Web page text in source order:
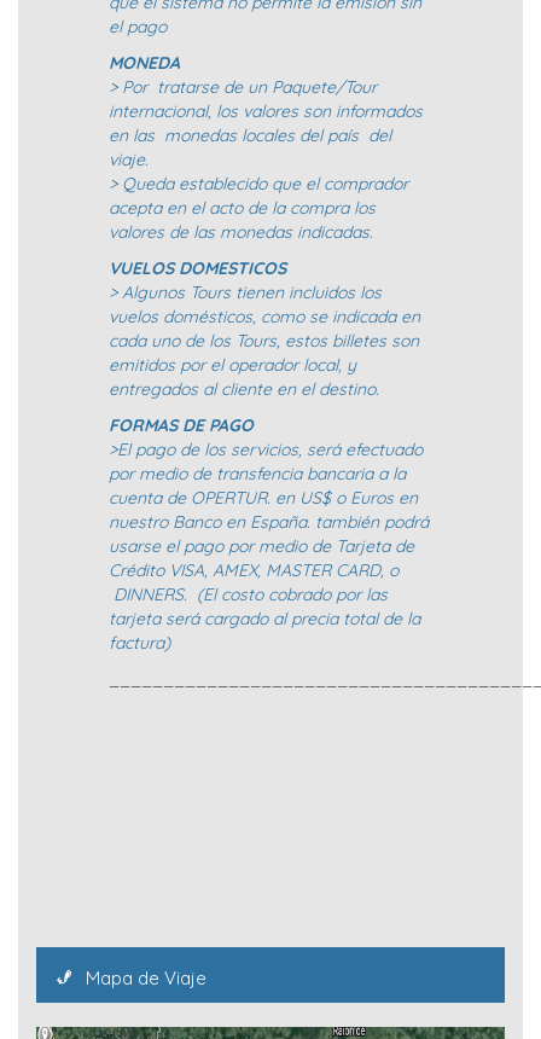
el pago
MONEDA
> Por tratarse de un Paquete/Tour
internacional, los valores son informados
en las monedas locales del país del
viaje.
> Queda establecido que el comprador
acepta en el acto de la compra los
valores de las monedas indicadas.
VUELOS DOMESTICOS
> Algunos Tours tienen incluidos los
vuelos domésticos, como se indicada en
cada uno de los Tours, estos billetes son
emitidos por el operador local, y
entregados al cliente en el destino.
FORMAS DE PAGO
>El pago de los servicios, será efectuado
por medio de transfencia bancaria a la
cuenta de OPERTUR. en US$ o Euros en
nuestro Banco en España. también podrá
usarse el pago por medio de Tarjeta de
Crédito VISA, AMEX, MASTER CARD, o
DINNERS. (El costo cobrado por las
tarjeta será cargado al precia total de la
factura)
Mapa de Viaje